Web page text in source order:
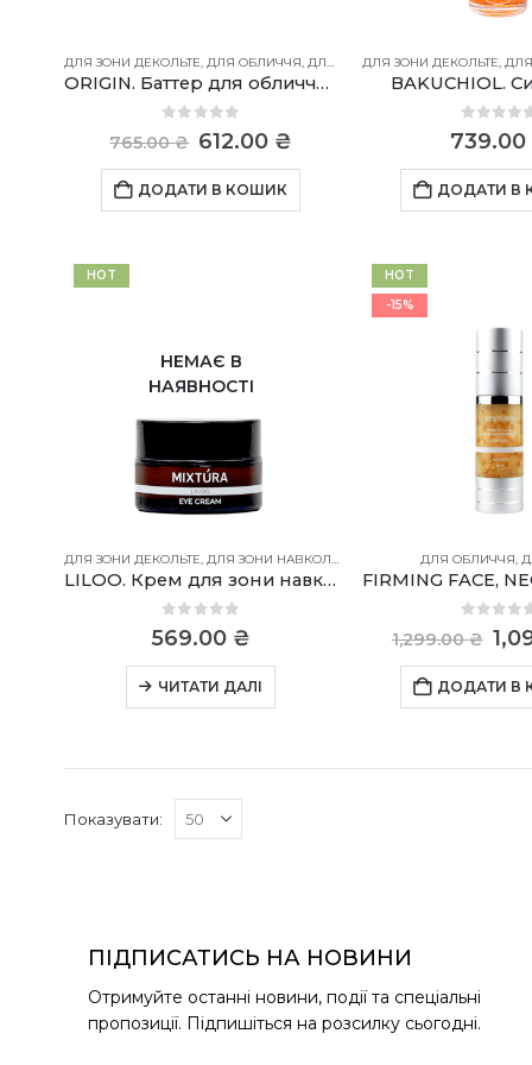
ДЛЯ ЗОНИ ДЕКОЛЬТЕ, ДЛЯ ОБЛИЧЧЯ, ДЛЯ ШИЇ
ORIGIN. Баттер для обличчя, шиї та зони декольте
out of 5
765.00₴ Оригінальна
ціна:
765.00 ₴.
612.00 ₴
ціна:
ДОДАТИ В КОШИК
ДЛЯ ЗОНИ ДЕКОЛЬТЕ,
BAKUCHIOL.
0out
739.00
ДОДАТИ В
HOT
НЕМАЄ В
НАЯВНОСТІ
ДЛЯ ЗОНИ ДЕКОЛЬТЕ, ДЛЯ ЗОНИ НАВКОЛО ОЧЕЙ ДЛЯ ОБЛИЧЧЯ,ДЛЯ
LILOO. Крем для зони навколо очей
0out of 5
569.00 ₴
ЧИТАТИ ДАЛІ
HOT
-15%
ДЛЯ ОБЛИЧЧЯ,
out
1,299.00₴
ДОДАТИ В
Показувати:
ПІДПИСАТИСЬ НА НОВИНИ
Отримуйте останні новини, події та спеціальні
пропозиції. Підпишіться на розсилку сьогодні.